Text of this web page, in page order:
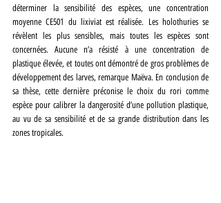
déterminer la sensibilité des espèces, une concentration
moyenne CE501 du lixiviat est réalisée. Les holothuries se
révèlent les plus sensibles, mais toutes les espèces sont
concernées. Aucune n’a résisté à une concentration de
plastique élevée, et toutes ont démontré de gros problèmes de
développement des larves, remarque Maëva. En conclusion de
sa thèse, cette dernière préconise le choix du rori comme
espèce pour calibrer la dangerosité d’une pollution plastique,
au vu de sa sensibilité et de sa grande distribution dans les
zones tropicales.